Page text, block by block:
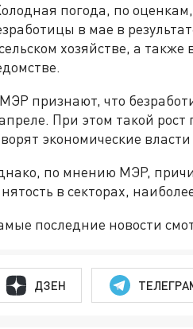
погода, по
в мае в
хозяйстве, а
признают, что
При этом такой рост
экономические
по мнению МЭР,
в секторах,
последние новости
ДЗЕН